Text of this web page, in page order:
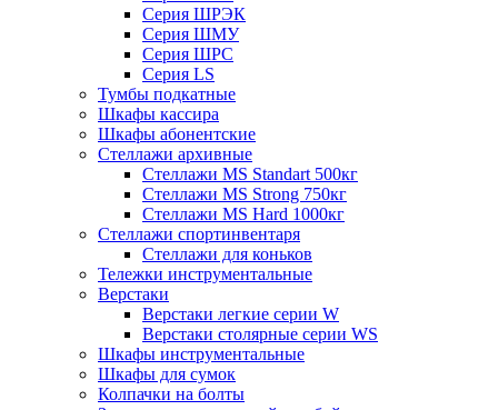
Серия ШРЭК
Серия ШМУ
Серия ШРС
Серия LS
Тумбы подкатные
Шкафы кассира
Шкафы абонентские
Стеллажи архивные
Стеллажи MS Standart 500кг
Стеллажи MS Strong 750кг
Стеллажи MS Hard 1000кг
Стеллажи спортинвентаря
Стеллажи для коньков
Тележки инструментальные
Верстаки
Верстаки легкие серии W
Верстаки столярные серии WS
Шкафы инструментальные
Шкафы для сумок
Колпачки на болты